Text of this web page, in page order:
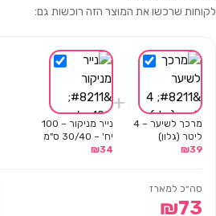
לקוחות שרכשו את המוצר הזה רוכשות גם:
מרכך לשיער – 4
ליטר (גלון)
₪39
+
נייר מניקור – 100
יח' – 30/40 ס"מ
₪34
סה״כ למארז
₪73